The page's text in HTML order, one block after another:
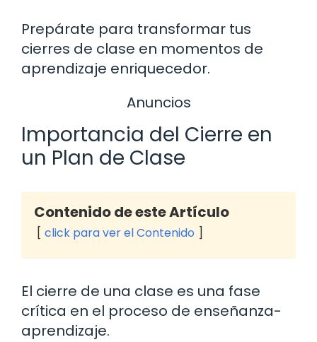
Prepárate para transformar tus
cierres de clase en momentos de
aprendizaje enriquecedor.
Anuncios
Importancia del Cierre en
un Plan de Clase
Contenido de este Artículo
click para ver el Contenido
El cierre de una clase es una fase
crítica en el proceso de enseñanza-
aprendizaje.